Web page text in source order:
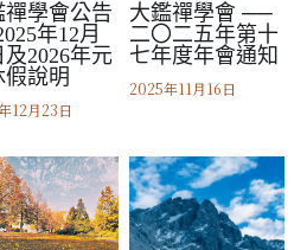
禪學會公告
年12月
及2026年元
假說明
12月23日
大鑑禪學會 ──
二〇二五年第十
七年度年會通知
2025年11月16日